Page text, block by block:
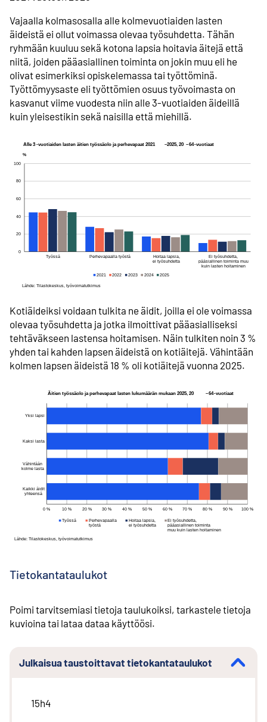
Vajaalla kolmasosalla alle kolmevuotiaiden lasten
äideistä ei ollut voimassa olevaa työsuhdetta. Tähän
ryhmään kuuluu sekä kotona lapsia hoitavia äitejä että
niitä, joiden pääasiallinen toiminta on jokin muu eli he
olivat esimerkiksi opiskelemassa tai työttöminä.
Työttömyysaste eli työttömien osuus työvoimasta on
kasvanut viime vuodesta niin alle 3-vuotiaiden äideillä
kuin yleisestikin sekä naisilla että miehillä.
Kotiäideiksi voidaan tulkita ne äidit, joilla ei ole voimassa
olevaa työsuhdetta ja jotka ilmoittivat pääasialliseksi
tehtäväkseen lastensa hoitamisen. Näin tulkiten noin 3 %
yhden tai kahden lapsen äideistä on kotiäitejä. Vähintään
kolmen lapsen äideistä 18 % oli kotiäitejä vuonna 2025.
Tietokantataulukot
Poimi tarvitsemiasi tietoja taulukoiksi, tarkastele tietoja
kuvioina tai lataa dataa käyttöösi.
Julkaisua taustoittavat tietokantataulukot
15h4